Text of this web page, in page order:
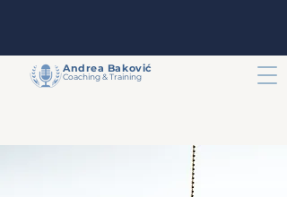
Andrea Baković
Coaching & Training